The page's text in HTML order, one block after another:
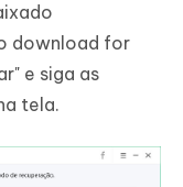
download for
e siga as
tela.